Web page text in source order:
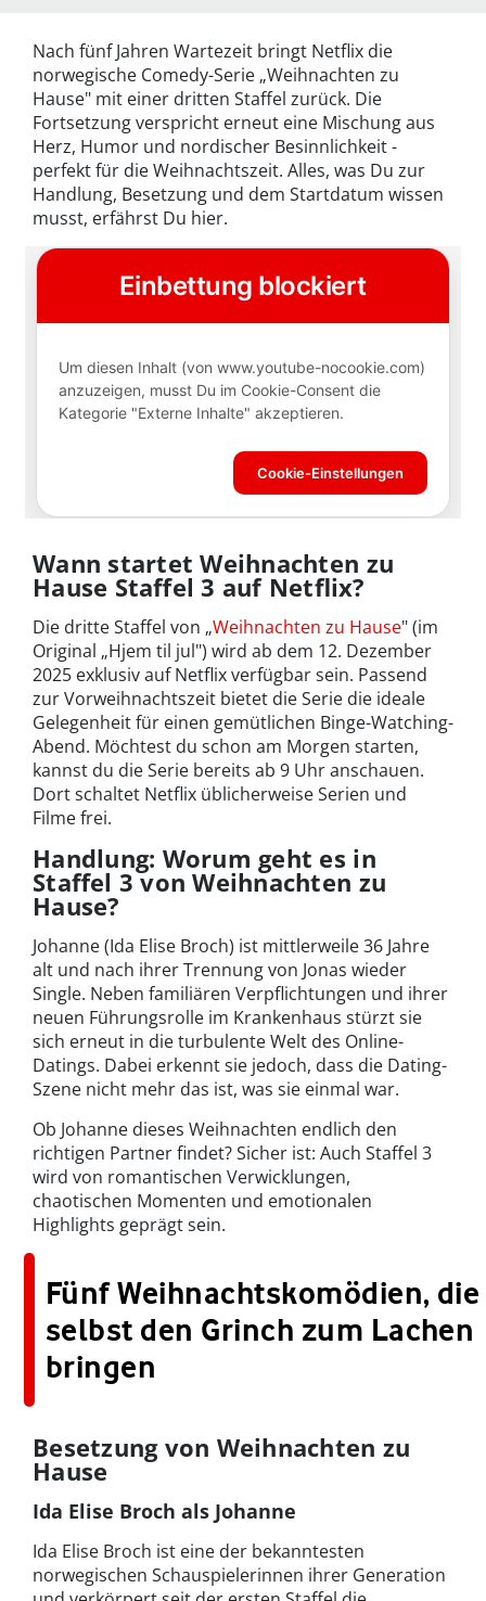
Nach fünf Jahren Wartezeit bringt Netflix die
norwegische Comedy-Serie „Weihnachten zu
Hause" mit einer dritten Staffel zurück. Die
Fortsetzung verspricht erneut eine Mischung aus
Herz, Humor und nordischer Besinnlichkeit -
perfekt für die Weihnachtszeit. Alles, was Du zur
Handlung, Besetzung und dem Startdatum wissen
musst, erfährst Du hier.
Wann startet Weihnachten zu
Hause Staffel 3 auf Netflix?
Die dritte Staffel von „Weihnachten zu Hause" (im
Original „Hjem til jul") wird ab dem 12. Dezember
2025 exklusiv auf Netflix verfügbar sein. Passend
zur Vorweihnachtszeit bietet die Serie die ideale
Gelegenheit für einen gemütlichen Binge-Watching-
Abend. Möchtest du schon am Morgen starten,
kannst du die Serie bereits ab 9 Uhr anschauen.
Dort schaltet Netflix üblicherweise Serien und
Filme frei.
Handlung: Worum geht es in
Staffel 3 von Weihnachten zu
Hause?
Johanne (Ida Elise Broch) ist mittlerweile 36 Jahre
alt und nach ihrer Trennung von Jonas wieder
Single. Neben familiären Verpflichtungen und ihrer
neuen Führungsrolle im Krankenhaus stürzt sie
sich erneut in die turbulente Welt des Online-
Datings. Dabei erkennt sie jedoch, dass die Dating-
Szene nicht mehr das ist, was sie einmal war.
Ob Johanne dieses Weihnachten endlich den
richtigen Partner findet? Sicher ist: Auch Staffel 3
wird von romantischen Verwicklungen,
chaotischen Momenten und emotionalen
Highlights geprägt sein.
Fünf Weihnachtskomödien, die
selbst den Grinch zum Lachen
bringen
Besetzung von Weihnachten zu
Hause
Ida Elise Broch als Johanne
Ida Elise Broch ist eine der bekanntesten
norwegischen Schauspielerinnen ihrer Generation